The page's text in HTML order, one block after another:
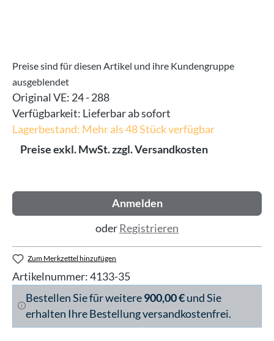
Preise sind für diesen Artikel und ihre Kundengruppe
ausgeblendet
Original VE: 24 - 288
Verfügbarkeit: Lieferbar ab sofort
Lagerbestand: Mehr als 48 Stück verfügbar
Preise exkl. MwSt. zzgl. Versandkosten
Anmelden
oderRegistrieren
Zum Merkzettel hinzufügen
Artikelnummer:4133-35
Bestellen Sie für weitere900,00 €und Sie
erhalten Ihre Bestellung versandkostenfrei.